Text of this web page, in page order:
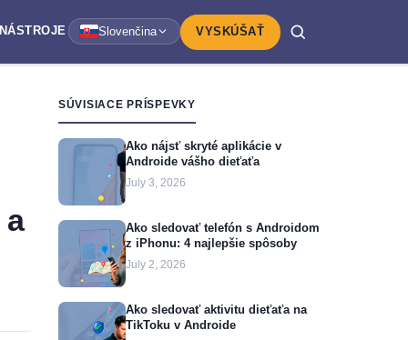
NÁSTROJE Slovenčina VYSKÚŠAŤ
SÚVISIACE PRÍSPEVKY
Ako nájsť skryté aplikácie v
Androide vášho dieťaťa
July 3, 2026
Ako sledovať telefón s Androidom
z iPhonu: 4 najlepšie spôsoby
July 2, 2026
Ako sledovať aktivitu dieťaťa na
TikToku v Androide